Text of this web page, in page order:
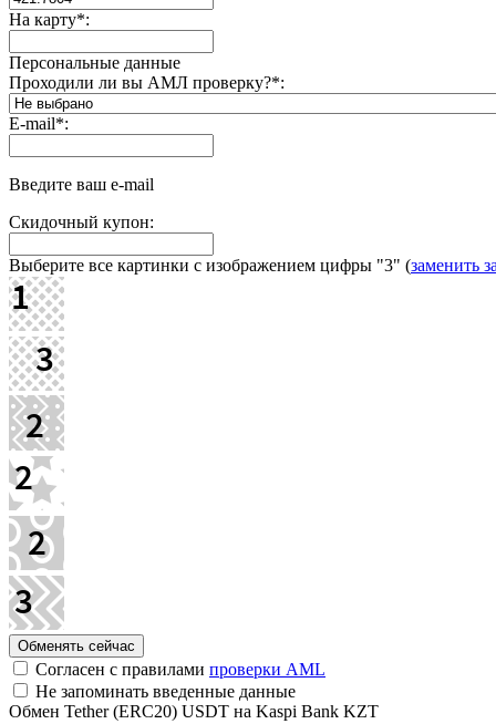
На карту*:
Персональные данные
Проходили ли вы АМЛ проверку?*:
E-mail*:
Введите ваш e-mail
Скидочный купон:
Выберите все картинки с изображением цифры "3" (заменить
Согласен с правилами проверки AML
Не запоминать введенные данные
Обмен Tether (ERC20) USDT на Kaspi Bank KZT